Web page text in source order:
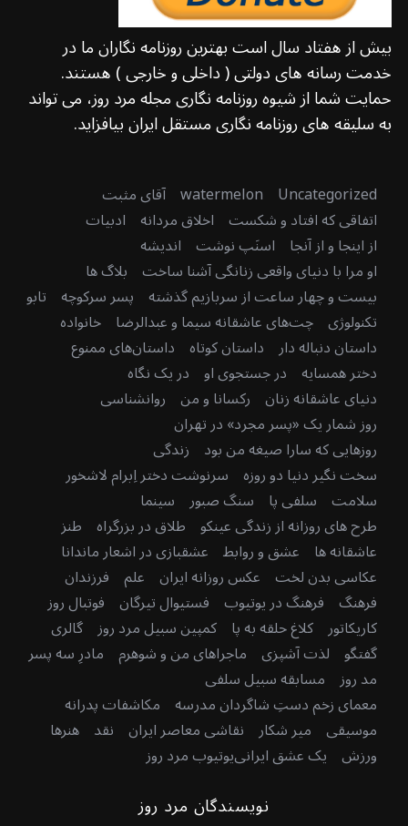
بیش از هفتاد سال است بهترین روزنامه نگاران ما در
خدمت رسانه های دولتی ( داخلی و خارجی ) هستند.
حمایت شما از شیوه روزنامه نگاری مجله مرد روز، می تواند
به سلیقه های روزنامه نگاری مستقل ایران بیافزاید.
Uncategorized
watermelon آقای مثبت
اتفاقی که افتاد و شکست اخلاق مردانه ادبیات
از اینجا و از آنجا اسنَپ نوشت اندیشه
او مرا با دنیای واقعی زنانگی آشنا ساخت بلاگ ها
بیست و چهار ساعت از سربازیم گذشته پسر سرکوچه تابو
تکنولوژی چت‌های عاشقانه سیما و عبدالرضا خانواده
داستان دنباله دار داستان کوتاه داستان‌های ممنوع
دختر همسایه در جستجوی او در یک نگاه
دنیای عاشقانه زنان رکسانا و من روانشناسی
روز شمار یک «پسر مجرد» در تهران
روزهایی که سارا صیغه من بود زندگی
سخت نگیر دنیا دو روزه سرنوشت دختر اِبرام لاشخور
سلامت سلفی پا سنگ صبور سینما
طرح های روزانه از زندگی عینکو طلاق در بزرگراه طنز
عاشقانه ها عشق و روابط عشقبازی در اشعار ماندانا
عکاسی بدن لخت عکس روزانه ایران علم فرزندان
فرهنگ فرهنگ در یوتیوب فستیوال تیرگان فوتبال روز
کاریکاتور کلاغ حلقه به پا کمپین سبیل مرد روز گالری
گفتگو لذت آشپزی ماجراهای من و شوهرم مادرِ سه پسر
مد روز مسابقه سبیل سلفی
معمای زخم دستِ شاگردان مدرسه مکاشفات پدرانه
موسیقی میر شکار نقاشی معاصر ایران نقد هنرها
ورزش یک عشق ایرانییوتیوب مرد روز
نویسندگان مرد روز